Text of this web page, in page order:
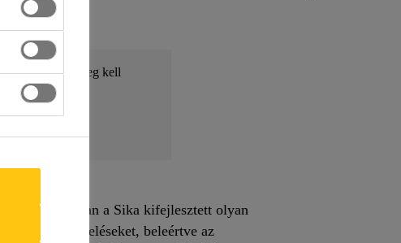
és meg kell
Azonban a Sika kifejlesztett olyan
szerinti terheléseket, beleértve az